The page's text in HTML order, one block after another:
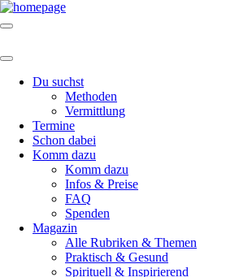
Du suchst
Methoden
Vermittlung
Termine
Schon dabei
Komm dazu
Komm dazu
Infos & Preise
FAQ
Spenden
Magazin
Alle Rubriken & Themen
Praktisch & Gesund
Spirituell & Inspirierend